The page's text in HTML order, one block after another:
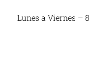
Lunes a Viernes –